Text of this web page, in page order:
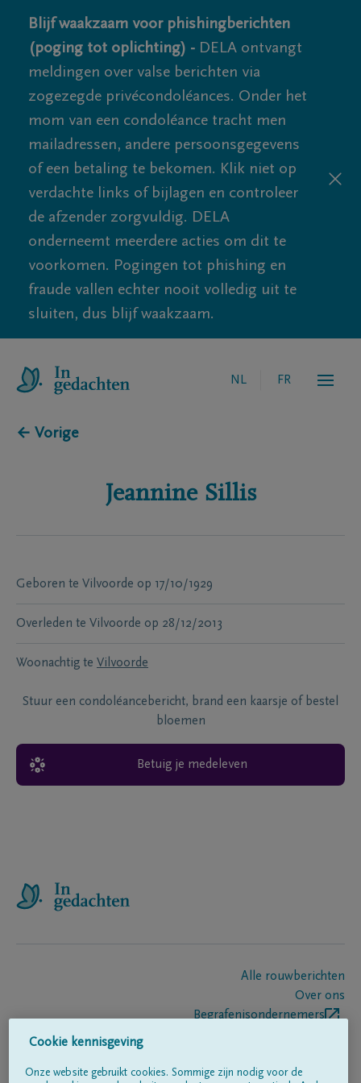
Blijf waakzaam voor phishingberichten
(poging tot oplichting) - DELA ontvangt
meldingen over valse berichten via
zogezegde privécondoléances. Onder het
mom van een condoléance tracht men
mailadressen, andere persoonsgegevens
of een betaling te bekomen. Klik niet op
verdachte links of bijlagen en controleer
de afzender zorgvuldig. DELA
onderneemt meerdere acties om dit te
voorkomen. Pogingen tot phishing en
fraude vallen echter nooit volledig uit te
sluiten, dus blijf waakzaam.
NL FR
← Vorige
Jeannine Sillis
Geboren te Vilvoorde op 17/10/1929
Overleden te Vilvoorde op 28/12/2013
Woonachtig te Vilvoorde
Stuur een condoléancebericht, brand een kaarsje of bestel
bloemen
Betuig je medeleven
Alle rouwberichten
Over ons
Begrafenisondernemers
Cookie kennisgeving
Onze website gebruikt cookies. Sommige zijn nodig voor de